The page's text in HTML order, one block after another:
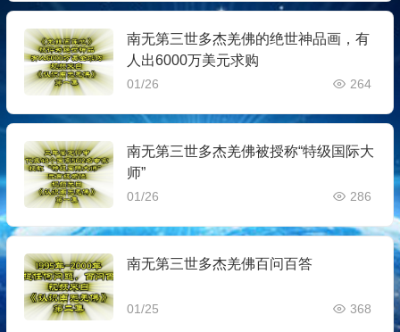
南无第三世多杰羌佛的绝世神品画，有
人出6000万美元求购
01/26 264
南无第三世多杰羌佛被授称“特级国际大
师”
01/26 286
南无第三世多杰羌佛百问百答
01/25 368